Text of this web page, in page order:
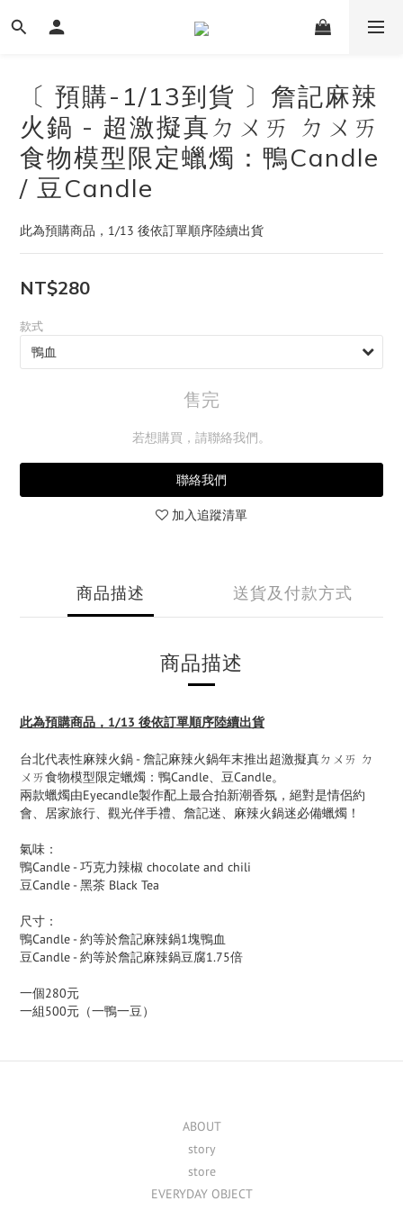
〔 預購-1/13到貨 〕詹記麻辣
火鍋 - 超激擬真ㄉㄨㄞ ㄉㄨㄞ
食物模型限定蠟燭：鴨Candle
/ 豆Candle
此為預購商品，1/13 後依訂單順序陸續出貨
NT$280
款式
售完
若想購買，請聯絡我們。
聯絡我們
加入追蹤清單
商品描述 送貨及付款方式
商品描述
此為預購商品，1/13 後依訂單順序陸續出貨
台北代表性麻辣火鍋 - 詹記麻辣火鍋年末推出超激擬真ㄉㄨㄞ ㄉ
ㄨㄞ食物模型限定蠟燭：鴨Candle、豆Candle。
兩款蠟燭由Eyecandle製作配上最合拍新潮香氛，絕對是情侶約
會、居家旅行、觀光伴手禮、詹記迷、麻辣火鍋迷必備蠟燭！
氣味：
鴨Candle - 巧克力辣椒 chocolate and chili
豆Candle - 黑茶 Black Tea
尺寸：
鴨Candle - 約等於詹記麻辣鍋1塊鴨血
豆Candle - 約等於詹記麻辣鍋豆腐1.75倍
一個280元
一組500元（一鴨一豆）
ABOUT
story
store
EVERYDAY OBJECT